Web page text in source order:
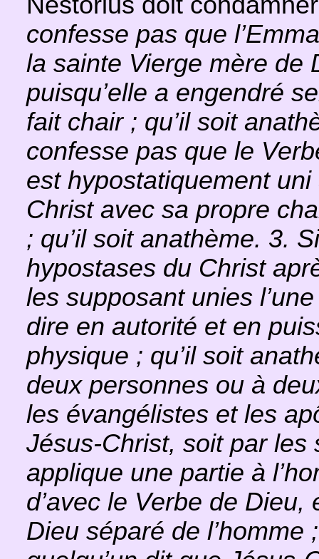
confesse pas que
la sainte Vierge mère de
puisqu’elle a engendré
fait chair ; qu’il soit
confesse pas que le
est hypostatiquement uni
Christ avec sa propre
; qu’il soit anathème. 3.
hypostases du Christ
les supposant unies
dire en autorité et en
physique ; qu’il soit
deux personnes ou à
les évangélistes et les
Jésus-Christ, soit par les
applique une partie à
d’avec le Verbe de Dieu,
Dieu séparé de l’homme